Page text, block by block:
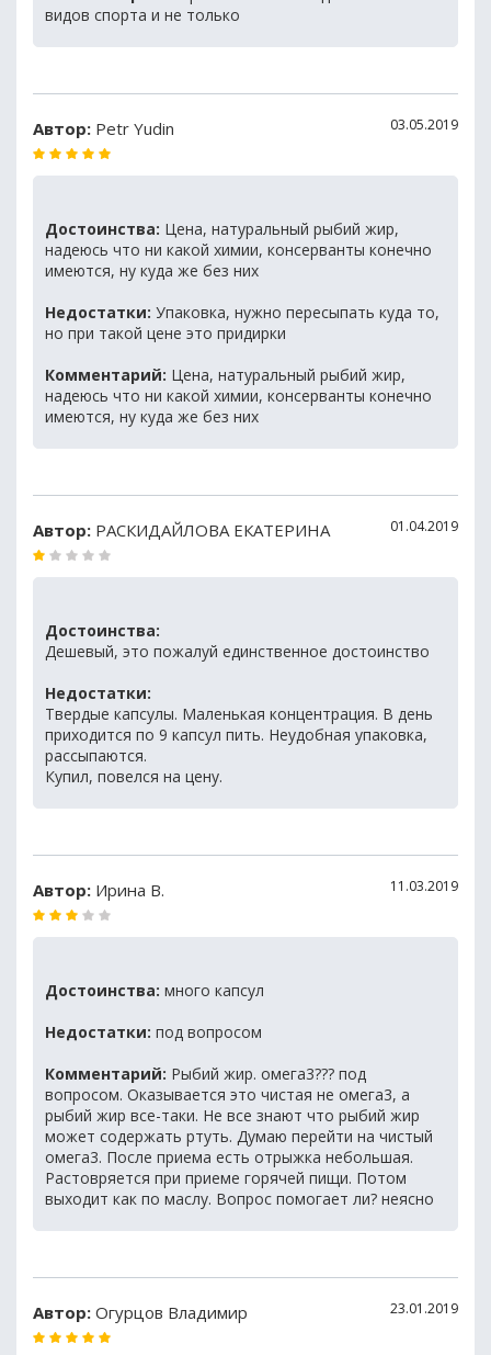
видов спорта и не только
Автор: Petr Yudin 03.05.2019
Достоинства: Цена, натуральный рыбий жир,
надеюсь что ни какой химии, консерванты конечно
имеются, ну куда же без них
Недостатки: Упаковка, нужно пересыпать куда то,
но при такой цене это придирки
Комментарий: Цена, натуральный рыбий жир,
надеюсь что ни какой химии, консерванты конечно
имеются, ну куда же без них
Автор: РАСКИДАЙЛОВА ЕКАТЕРИНА 01.04.2019
Достоинства:
Дешевый, это пожалуй единственное достоинство
Недостатки:
Твердые капсулы. Маленькая концентрация. В день
приходится по 9 капсул пить. Неудобная упаковка,
рассыпаются.
Купил, повелся на цену.
Автор: Ирина В. 11.03.2019
Достоинства: много капсул
Недостатки: под вопросом
Комментарий: Рыбий жир. омега3??? под
вопросом. Оказывается это чистая не омега3, а
рыбий жир все-таки. Не все знают что рыбий жир
может содержать ртуть. Думаю перейти на чистый
омега3. После приема есть отрыжка небольшая.
Растовряется при приеме горячей пищи. Потом
выходит как по маслу. Вопрос помогает ли? неясно
Автор: Огурцов Владимир 23.01.2019